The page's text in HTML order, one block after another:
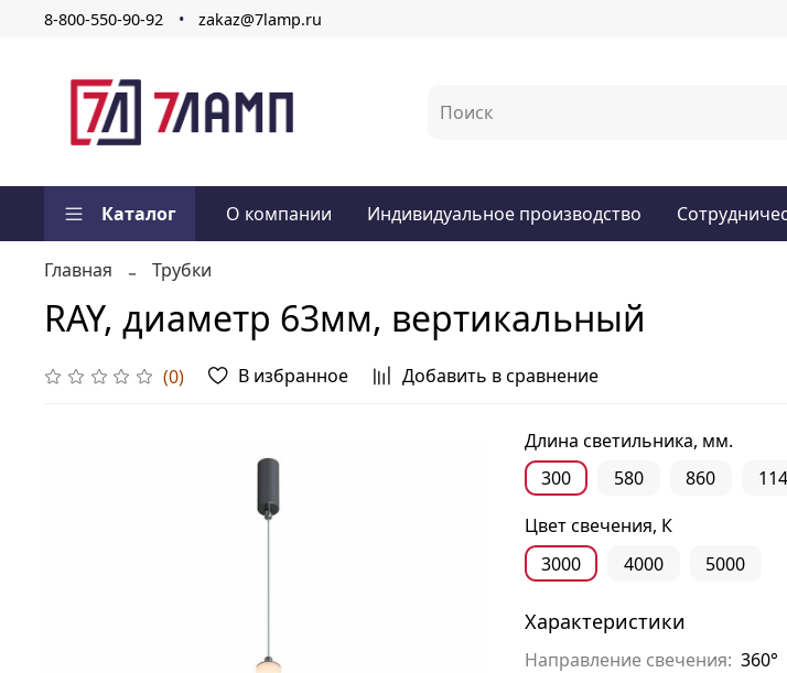
8-800-550-90-92 zakaz@7lamp.ru
Каталог О компании Индивидуальное производство
Главная Трубки
RAY, диаметр 63мм, вертикальный
(0) В избранное Добавить в сравнение
Длина светильника, мм.
300
580 860
Цвет свечения, К
3000
4000 5000
Характеристики
Направление свечения: 360°